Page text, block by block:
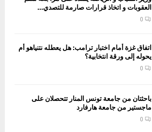
العقوبات و اتخاذ قرارات صارمة للتصدي...
0
اتفاق غزة أمام اختبار ترامب: هل يعطله نتنياهو أم
يحوله إلى ورقة انتخابية؟
0
باحثتان من جامعة تونس المنار تتحصلان على
ماجستير من جامعة هارفارد
0